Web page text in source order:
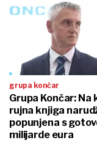
grupa končar
Grupa Končar: Na
rujna knjiga
popunjena s
milijarde eura